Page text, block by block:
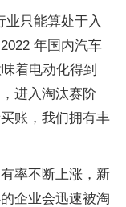
业只能算处于入
年国内汽车
着电动化得到
进入淘汰赛阶
账，我们拥有丰
率不断上涨，新
企业会迅速被淘